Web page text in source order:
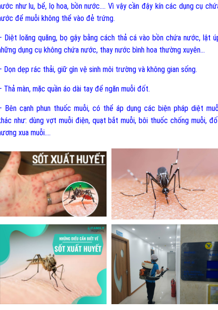
như lu, bể, lọ hoa, bồn nước.... Vì vậy cần đậy kín các dụng cụ
để muỗi không thể vào đẻ trứng.
Diệt loăng quăng, bọ gậy bằng cách thả cá vào bồn chứa nước, lật
dụng cụ không chứa nước, thay nước bình hoa thường xuyên...
Dọn dẹp rác thải, giữ gìn vệ sinh môi trường và không gian sống.
Thả màn, mặc quần áo dài tay để ngăn muỗi đốt.
Bên cạnh phun thuốc muỗi, có thể áp dụng các biện pháp diệt
như: dùng vợt muỗi điện, quạt bắt muỗi, bôi thuốc chống muỗi,
xua muỗi....